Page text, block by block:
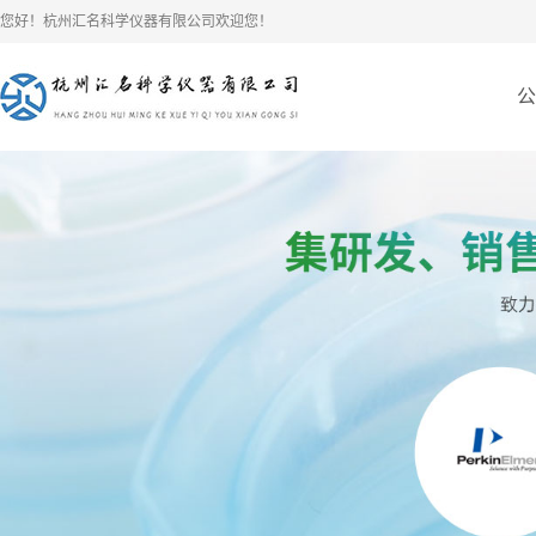
您好！杭州汇名科学仪器有限公司欢迎您！